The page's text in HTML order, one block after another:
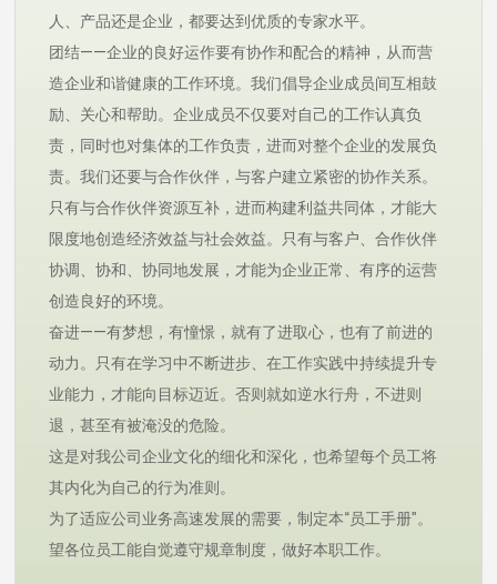
人、产品还是企业，都要达到优质的专家水平。
团结——企业的良好运作要有协作和配合的精神，从而营
造企业和谐健康的工作环境。我们倡导企业成员间互相鼓
励、关心和帮助。企业成员不仅要对自己的工作认真负
责，同时也对集体的工作负责，进而对整个企业的发展负
责。我们还要与合作伙伴，与客户建立紧密的协作关系。
只有与合作伙伴资源互补，进而构建利益共同体，才能大
限度地创造经济效益与社会效益。只有与客户、合作伙伴
协调、协和、协同地发展，才能为企业正常、有序的运营
创造良好的环境。
奋进——有梦想，有憧憬，就有了进取心，也有了前进的
动力。只有在学习中不断进步、在工作实践中持续提升专
业能力，才能向目标迈近。否则就如逆水行舟，不进则
退，甚至有被淹没的危险。
这是对我公司企业文化的细化和深化，也希望每个员工将
其内化为自己的行为准则。
为了适应公司业务高速发展的需要，制定本“员工手册”。
望各位员工能自觉遵守规章制度，做好本职工作。